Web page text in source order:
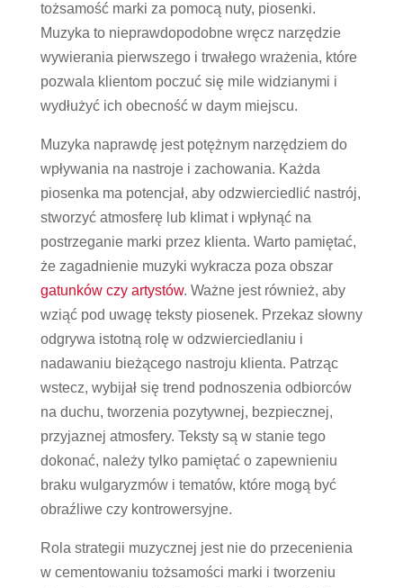
tożsamość marki za pomocą nuty, piosenki.
Muzyka to nieprawdopodobne wręcz narzędzie
wywierania pierwszego i trwałego wrażenia, które
pozwala klientom poczuć się mile widzianymi i
wydłużyć ich obecność w daym miejscu.
Muzyka naprawdę jest potężnym narzędziem do
wpływania na nastroje i zachowania. Każda
piosenka ma potencjał, aby odzwierciedlić nastrój,
stworzyć atmosferę lub klimat i wpłynąć na
postrzeganie marki przez klienta. Warto pamiętać,
że zagadnienie muzyki wykracza poza obszar
gatunków czy artystów. Ważne jest również, aby
wziąć pod uwagę teksty piosenek. Przekaz słowny
odgrywa istotną rolę w odzwierciedlaniu i
nadawaniu bieżącego nastroju klienta. Patrząc
wstecz, wybijał się trend podnoszenia odbiorców
na duchu, tworzenia pozytywnej, bezpiecznej,
przyjaznej atmosfery. Teksty są w stanie tego
dokonać, należy tylko pamiętać o zapewnieniu
braku wulgaryzmów i tematów, które mogą być
obraźliwe czy kontrowersyjne.
Rola strategii muzycznej jest nie do przecenienia
w cementowaniu tożsamości marki i tworzeniu